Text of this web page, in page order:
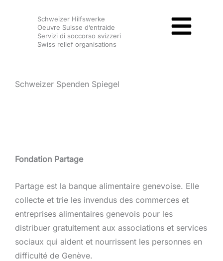
Schweizer Hilfswerke
Oeuvre Suisse d’entraide
Servizi di soccorso svizzeri
Swiss relief organisations
Schweizer Spenden Spiegel
Fondation Partage
Partage est la banque alimentaire genevoise. Elle
collecte et trie les invendus des commerces et
entreprises alimentaires genevois pour les
distribuer gratuitement aux associations et services
sociaux qui aident et nourrissent les personnes en
difficulté de Genève.